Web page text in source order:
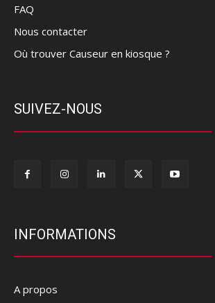
FAQ
Nous contacter
Où trouver Causeur en kiosque ?
SUIVEZ-NOUS
INFORMATIONS
A propos